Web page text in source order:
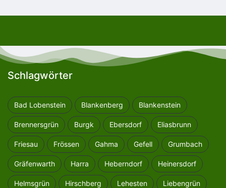
Schlagwörter
Bad Lobenstein Blankenberg Blankenstein
Brennersgrün Burgk Ebersdorf Eliasbrunn
Friesau Frössen Gahma Gefell Grumbach
Gräfenwarth Harra Heberndorf Heinersdorf
Helmsgrün Hirschberg Lehesten Liebengrün